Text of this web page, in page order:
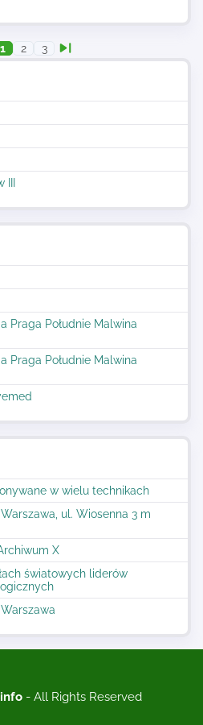
Praga Południe Malwina
Praga Południe Malwina
w wielu technikach
ul. Wiosenna 3 m
X
światowych liderów
1 2 3
- All Rights Reserved